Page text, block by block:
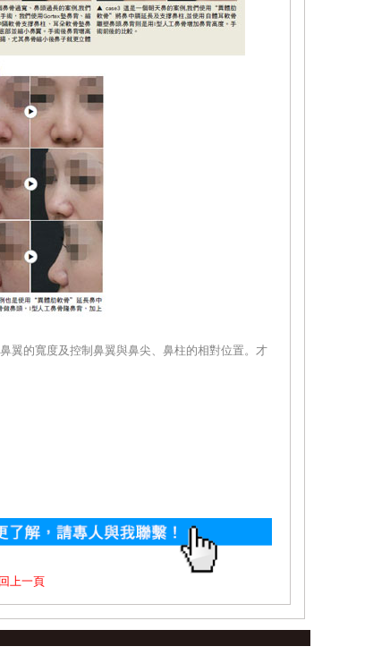
翼的寬度及控制鼻翼與鼻尖、鼻柱的相對位置。才
回上一頁